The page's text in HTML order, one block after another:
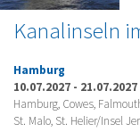
Kanalinseln
Hamburg
10.07.2027 - 21.07.2027
Hamburg, Cowes,
St. Malo, St. Helier/Insel